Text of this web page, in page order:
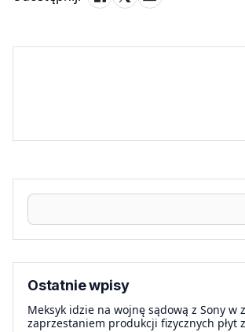
Ostatnie wpisy
Meksyk idzie na wojnę sądową z Sony w
zaprzestaniem produkcji fizycznych płyt